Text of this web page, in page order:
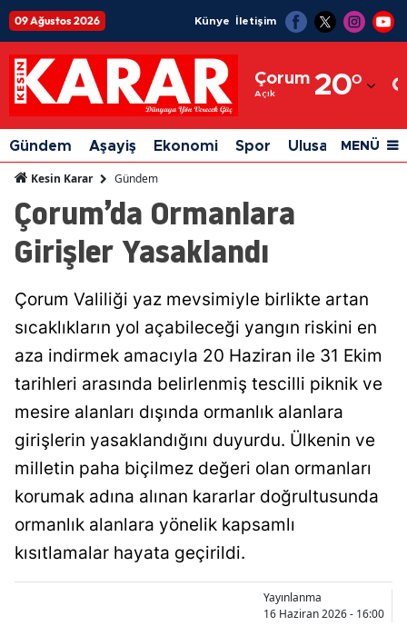
09 Ağustos 2026 Künye İletişim
Çorum
Açık 20°
Adıyaman
Afyonkarahisar
Ağrı
Amasya
Aydın
Balıkesir
Bilecik
Bingöl
Bitlis
Bursa
Gündem Aşayiş Ekonomi Spor Ulusal Siyaset
MENÜ
Kesin Karar Gündem
Çorum’da Ormanlara
Girişler Yasaklandı
Çorum Valiliği yaz mevsimiyle birlikte artan
sıcaklıkların yol açabileceği yangın riskini en
aza indirmek amacıyla 20 Haziran ile 31 Ekim
tarihleri arasında belirlenmiş tescilli piknik ve
mesire alanları dışında ormanlık alanlara
girişlerin yasaklandığını duyurdu. Ülkenin ve
milletin paha biçilmez değeri olan ormanları
korumak adına alınan kararlar doğrultusunda
ormanlık alanlara yönelik kapsamlı
kısıtlamalar hayata geçirildi.
Yayınlanma
16 Haziran 2026 - 16:00